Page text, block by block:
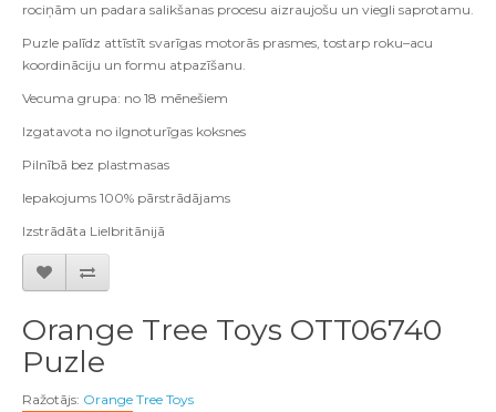
rociņām un padara salikšanas procesu aizraujošu un viegli saprotamu.
Puzle palīdz attīstīt svarīgas motorās prasmes, tostarp roku–acu
koordināciju un formu atpazīšanu.
Vecuma grupa: no 18 mēnešiem
Izgatavota no ilgnoturīgas koksnes
Pilnībā bez plastmasas
Iepakojums 100% pārstrādājams
Izstrādāta Lielbritānijā
Orange Tree Toys OTT06740
Puzle
Ražotājs: Orange Tree Toys